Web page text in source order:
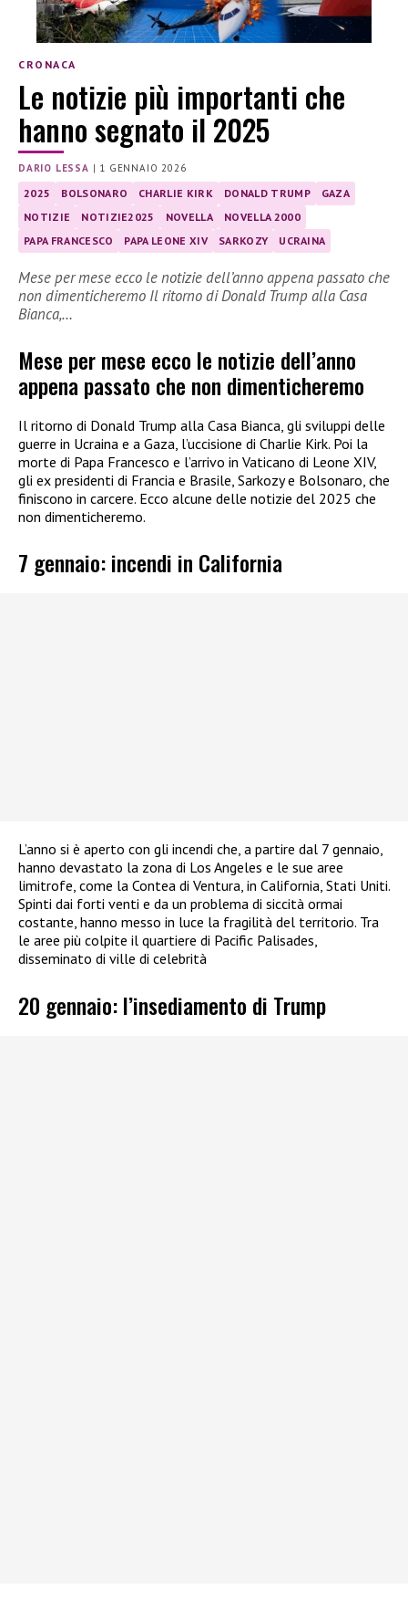
CRONACA
Le notizie più importanti che
hanno segnato il 2025
DARIO LESSA | 1 GENNAIO 2026
2025 BOLSONARO CHARLIE KIRK DONALD TRUMP
GAZA
NOTIZIE
NOTIZIE2025 NOVELLA
NOVELLA 2000
PAPA FRANCESCO
PAPA LEONE XIV SARKOZY UCRAINA
Mese per mese ecco le notizie dell’anno appena passato che
non dimenticheremo Il ritorno di Donald Trump alla Casa
Bianca,…
Mese per mese ecco le notizie dell’anno
appena passato che non dimenticheremo
Il ritorno di Donald Trump alla Casa Bianca, gli sviluppi delle
guerre in Ucraina e a Gaza, l’uccisione di Charlie Kirk. Poi la
morte di Papa Francesco e l’arrivo in Vaticano di Leone XIV,
gli ex presidenti di Francia e Brasile, Sarkozy e Bolsonaro, che
finiscono in carcere. Ecco alcune delle notizie del 2025 che
non dimenticheremo.
7 gennaio: incendi in California
L’anno si è aperto con gli incendi che, a partire dal 7 gennaio,
hanno devastato la zona di Los Angeles e le sue aree
limitrofe, come la Contea di Ventura, in California, Stati Uniti.
Spinti dai forti venti e da un problema di siccità ormai
costante, hanno messo in luce la fragilità del territorio. Tra
le aree più colpite il quartiere di Pacific Palisades,
disseminato di ville di celebrità
20 gennaio: l’insediamento di Trump